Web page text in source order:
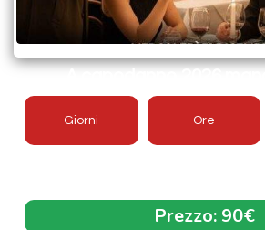
Giorni Ore
Prezzo: 90€